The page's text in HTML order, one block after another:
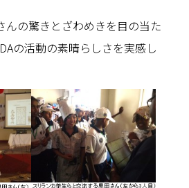
んの驚きとざわめきを目の当た
の活動の素晴らしさを実感し